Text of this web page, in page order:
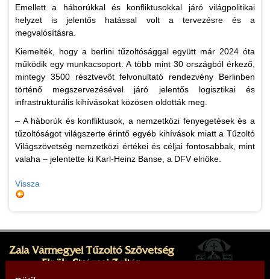
Emellett a háborúkkal és konfliktusokkal járó világpolitikai
helyzet is jelentős hatással volt a tervezésre és a
megvalósításra.
Kiemelték, hogy a berlini tűzoltósággal együtt már 2024 óta
működik egy munkacsoport. A több mint 30 országból érkező,
mintegy 3500 résztvevőt felvonultató rendezvény Berlinben
történő megszervezésével járó jelentős logisztikai és
infrastrukturális kihívásokat közösen oldották meg.
– A háborúk és konfliktusok, a nemzetközi fenyegetések és a
tűzoltóságot világszerte érintő egyéb kihívások miatt a Tűzoltó
Világszövetség nemzetközi értékei és céljai fontosabbak, mint
valaha – jelentette ki Karl-Heinz Banse, a DFV elnöke.
Vissza
Zala Vármegyei Tűzoltó Szövetség
Elnök: Strázsai Zoltán
Cím: 8380 Hévíz, Sugár köz 1.